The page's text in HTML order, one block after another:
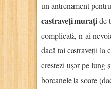
un antrenament
castraveți murațide
complicată, n-ai
dacă tai castraveții la
crestezi ușor pe lung
borcanele la soare